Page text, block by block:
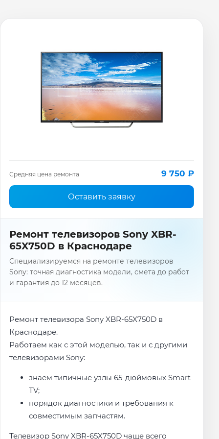
Средняя цена ремонта 9 750 ₽
Оставить заявку
Ремонт телевизоров Sony XBR-
65X750D в Краснодаре
Специализируемся на ремонте телевизоров
Sony: точная диагностика модели, смета до работ
и гарантия до 12 месяцев.
Ремонт телевизора Sony XBR-65X750D в
Краснодаре.
Работаем как с этой моделью, так и с другими
телевизорами Sony:
знаем типичные узлы 65-дюймовых Smart
TV;
порядок диагностики и требования к
совместимым запчастям.
Телевизор Sony XBR-65X750D чаще всего